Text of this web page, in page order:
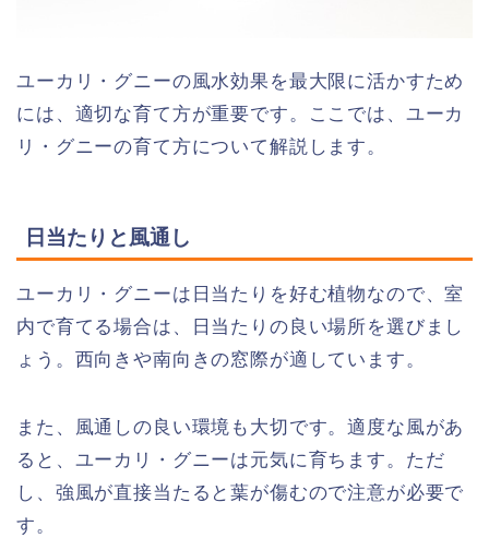
ユーカリ・グニーの風水効果を最大限に活かすため
には、適切な育て方が重要です。ここでは、ユーカ
リ・グニーの育て方について解説します。
日当たりと風通し
ユーカリ・グニーは日当たりを好む植物なので、室
内で育てる場合は、日当たりの良い場所を選びまし
ょう。西向きや南向きの窓際が適しています。
また、風通しの良い環境も大切です。適度な風があ
ると、ユーカリ・グニーは元気に育ちます。ただ
し、強風が直接当たると葉が傷むので注意が必要で
す。